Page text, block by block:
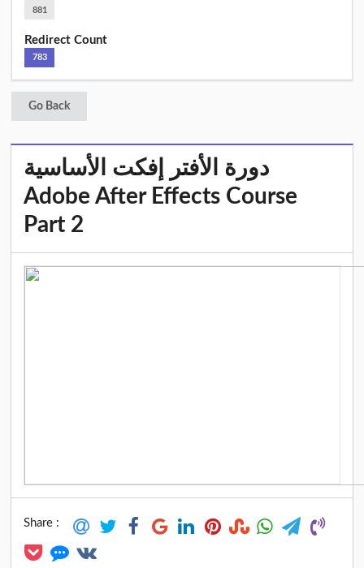
881
Redirect Count
783
Go Back
دورة الأفتر إفكت الأساسية
Adobe After Effects Course
Part 2
Share :